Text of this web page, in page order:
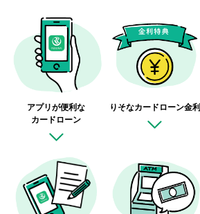
アプリが便利な
カードローン
りそなカードローン金利